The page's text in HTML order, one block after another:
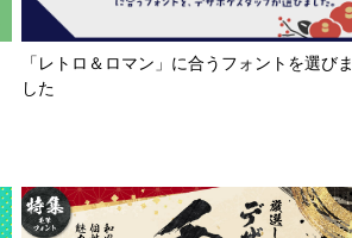
「レトロ＆ロマン」に合うフォントを選びま
した